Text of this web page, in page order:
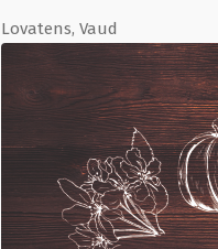
Lovatens, Vaud